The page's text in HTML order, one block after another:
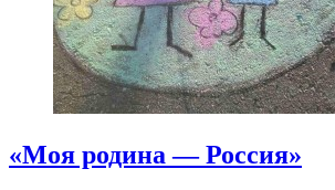
«Моя родина — Россия»